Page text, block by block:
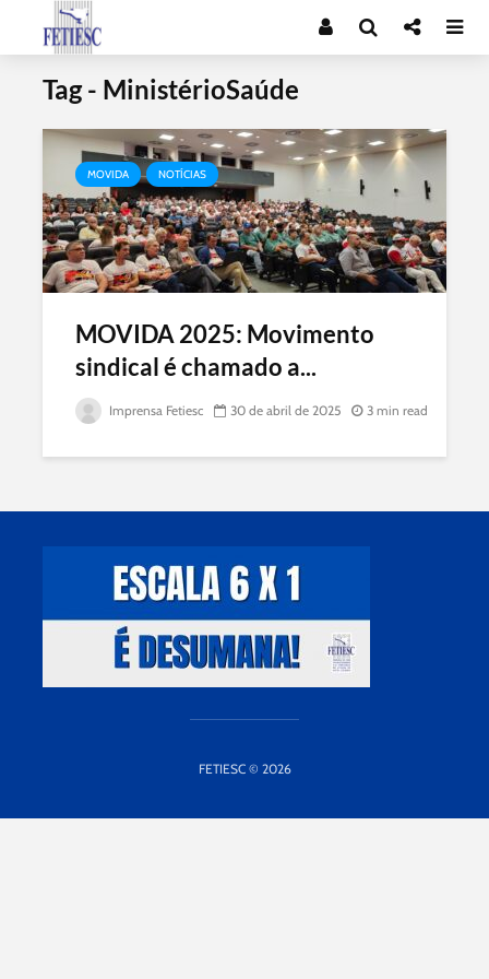
Tag - MinistérioSaúde
MOVIDA NOTÍCIAS
MOVIDA 2025: Movimento
sindical é chamado a...
Imprensa Fetiesc 30 de abril de 2025 3 min read
FETIESC © 2026